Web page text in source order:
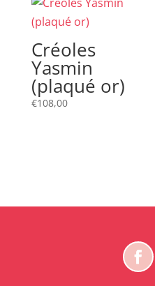
Créoles
Yasmin
(plaqué or)
€108,00